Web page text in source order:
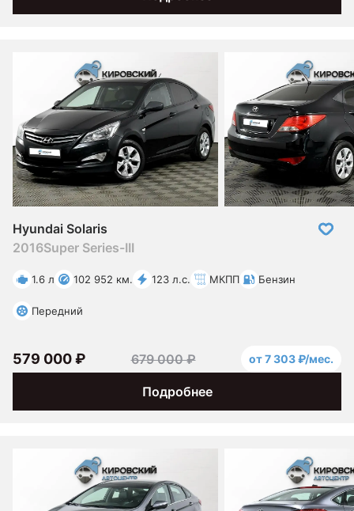
Hyundai Solaris
2016Super Series-III
1.6 л 102 952 км. 123 л.с. МКПП Бензин
Передний
Подробнее
579 000 ₽ 679 000 ₽ от 7 303 ₽/мес.